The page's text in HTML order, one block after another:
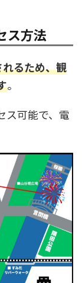
ス方法
るため、観
。
ス可能で、電